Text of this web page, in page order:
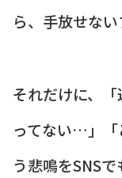
ら、手放せない
それだけに、
ってない…」「
う悲鳴をSNSで